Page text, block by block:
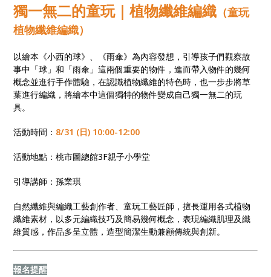
獨一無二的童玩｜植物纖維編織 （童玩
植物纖維編織）
以繪本《小西的球》、《雨傘》為內容發想，引導孩子們觀察故
事中「球」和「雨傘」這兩個重要的物件，進而帶入物件的幾何
概念並進行手作體驗，在認識植物纖維的特色時，也一步步將草
葉進行編織，將繪本中這個獨特的物件變成自己獨一無二的玩
具。
活動時間： 8/31 (日) 10:00-12:00
活動地點：桃市圖總館3F親子小學堂
引導講師：孫業琪
自然纖維與編織工藝創作者、童玩工藝匠師，擅長運用各式植物
纖維素材，以多元編織技巧及簡易幾何概念，表現編織肌理及纖
維質感，作品多呈立體，造型簡潔生動兼顧傳統與創新。
報名提醒